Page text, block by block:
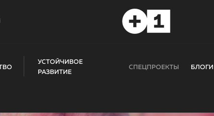
УСТОЙЧИВОЕ
РАЗВИТИЕ
СПЕЦПРОЕКТЫ БЛОГИ